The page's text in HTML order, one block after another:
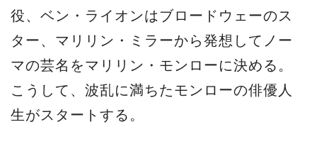
役、ベン・ライオンはブロードウェーのス
ター、マリリン・ミラーから発想してノー
マの芸名をマリリン・モンローに決める。
こうして、波乱に満ちたモンローの俳優人
生がスタートする。